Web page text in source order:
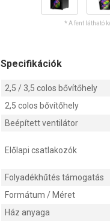
* A fent látható
Specifikációk
2,5 / 3,5 colos bővítőhely
2,5 colos bővítőhely
Beépített ventilátor
Előlapi csatlakozók
Folyadékhűtés támogatás
Formátum / Méret
Ház anyaga